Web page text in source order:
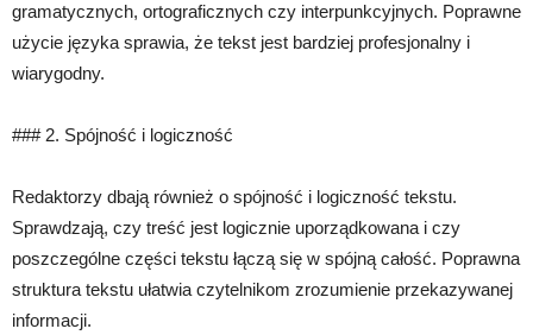
gramatycznych, ortograficznych czy interpunkcyjnych. Poprawne
użycie języka sprawia, że tekst jest bardziej profesjonalny i
wiarygodny.
### 2. Spójność i logiczność
Redaktorzy dbają również o spójność i logiczność tekstu.
Sprawdzają, czy treść jest logicznie uporządkowana i czy
poszczególne części tekstu łączą się w spójną całość. Poprawna
struktura tekstu ułatwia czytelnikom zrozumienie przekazywanej
informacji.